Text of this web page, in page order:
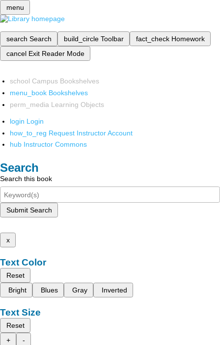
menu
search Search build_circle Toolbar fact_check Homework
cancel Exit Reader Mode
school Campus Bookshelves
menu_book Bookshelves
perm_media Learning Objects
login Login
how_to_reg Request Instructor Account
hub Instructor Commons
Search
Search this book
Submit Search
x
Text Color
Reset
Bright
Blues Gray Inverted
Text Size
Reset
+
-